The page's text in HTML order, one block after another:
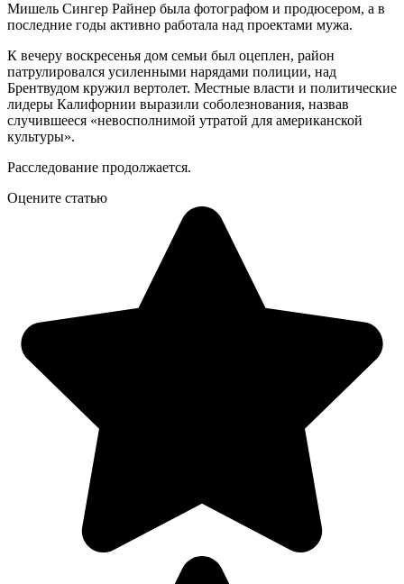
Мишель Сингер Райнер была фотографом и продюсером, а в
последние годы активно работала над проектами мужа.
К вечеру воскресенья дом семьи был оцеплен, район
патрулировался усиленными нарядами полиции, над
Брентвудом кружил вертолет. Местные власти и политические
лидеры Калифорнии выразили соболезнования, назвав
случившееся «невосполнимой утратой для американской
культуры».
Расследование продолжается.
Оцените статью